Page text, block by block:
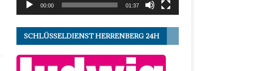
00:00 01:37
SCHLÜSSELDIENST HERRENBERG 24H